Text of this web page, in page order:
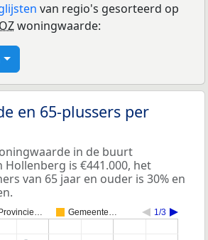
van regio's gesorteerd op
woningwaarde:
en 65-plussers per
in de buurt
is €441.000, het
van 65 jaar en ouder is 30% en
Gemeente… 1/3